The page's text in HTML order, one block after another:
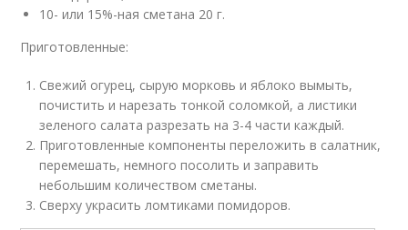
10- или 15%-ная сметана 20 г.
Приготовленные:
Свежий огурец, сырую морковь и яблоко вымыть,
почистить и нарезать тонкой соломкой, а листики
зеленого салата разрезать на 3-4 части каждый.
Приготовленные компоненты переложить в салатник,
перемешать, немного посолить и заправить
небольшим количеством сметаны.
Сверху украсить ломтиками помидоров.